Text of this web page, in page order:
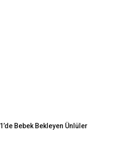
Bebek Bekleyen Ünlüler